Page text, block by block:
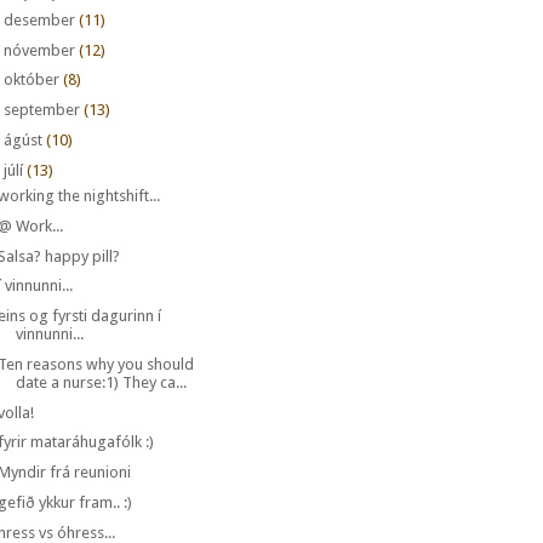
desember (11)
nóvember (12)
október (8)
september (13)
ágúst (10)
júlí (13)
the nightshift...
Work...
happy pill?
vinnunni...
og fyrsti dagurinn í
vinnunni...
reasons why you should
date a nurse:1) They ca...
mataráhugafólk :)
frá reunioni
ykkur fram.. :)
vs óhress...